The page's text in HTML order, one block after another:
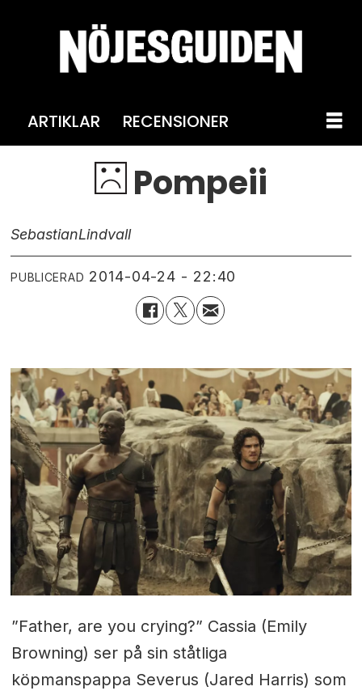
ARTIKLAR RECENSIONER
Pompeii
SebastianLindvall
PUBLICERAD 2014-04-24 - 22:40
”Father, are you crying?” Cassia (Emily
Browning) ser på sin ståtliga
köpmanspappa Severus (Jared Harris) som